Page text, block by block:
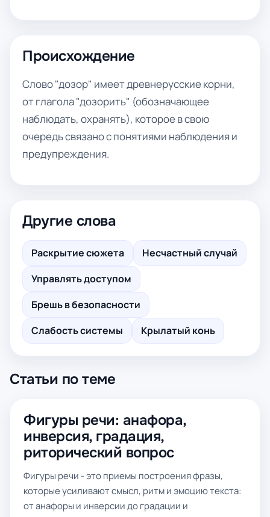
Происхождение
Слово "дозор" имеет древнерусские корни,
от глагола "дозорить" (обозначающее
наблюдать, охранять), которое в свою
очередь связано с понятиями наблюдения и
предупреждения.
Другие слова
Раскрытие сюжета
Несчастный случай
Управлять доступом
Брешь в безопасности
Слабость системы
Крылатый конь
Статьи по теме
Фигуры речи: анафора,
инверсия, градация,
риторический вопрос
Фигуры речи - это приемы построения фразы,
которые усиливают смысл, ритм и эмоцию текста:
от анафоры и инверсии до градации и